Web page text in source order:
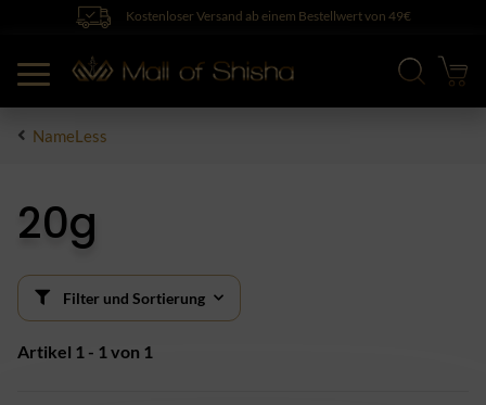
Kostenloser Versand ab einem Bestellwert von 49€
NameLess
20g
Filter und Sortierung
Artikel 1 - 1 von 1